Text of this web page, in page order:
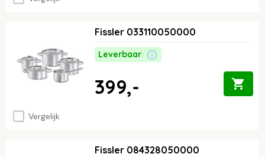
Vergelijk
Fissler 033110050000
Leverbaar
399,-
Fissler 084328050000